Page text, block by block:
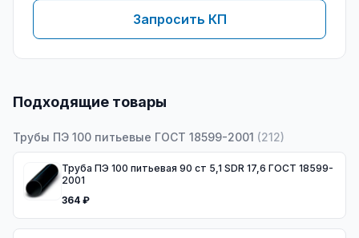
Запросить КП
Подходящие товары
Трубы ПЭ 100 питьевые ГОСТ 18599-2001 (212)
Труба ПЭ 100 питьевая 90 ст 5,1 SDR 17,6 ГОСТ 18599-
2001
364 ₽